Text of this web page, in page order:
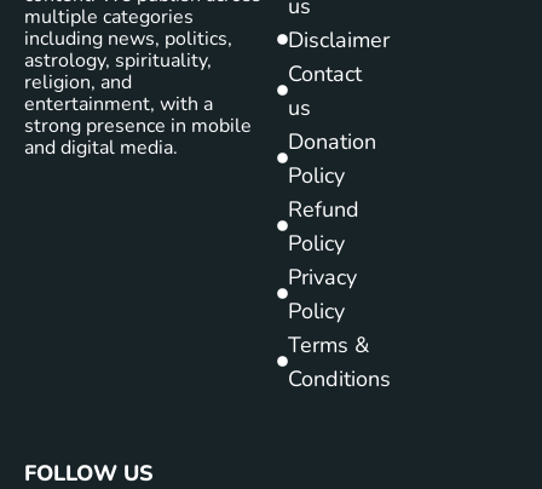
multiple categories
including news, politics,
astrology, spirituality,
religion, and
entertainment, with a
strong presence in mobile
and digital media.
us
Disclaimer
Contact
us
Donation
Policy
Refund
Policy
Privacy
Policy
Terms &
Conditions
FOLLOW US